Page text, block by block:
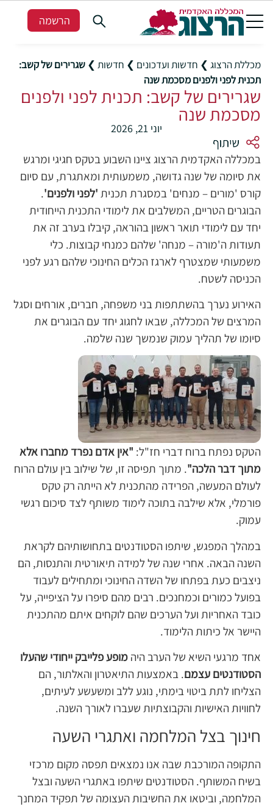
הרשמה
מכללת הרצוג ❯ חדשות ועדכונים ❯ חדשות ❯ שגרירים של קשב:
תכנית לפני ולפנים מסכמת שנה
שגרירים של קשב: תכנית לפני ולפנים
מסכמת שנה
יוני 21, 2026
במכללה האקדמית הרצוג ציינו השבוע בטקס חגיגי ומרגש
את סיומה של שנה גדושה, משמעותית ומאתגרת, עם סיום
קורס 'מורים – מנחים' במסגרת תכנית 'לפני ולפנים'.
הבוגרים הטריים, המשלבים את לימודי התכנית הייחודית
יחד עם לימודי תואר ראשון בהוראה, קיבלו בערב זה את
תעודות ה'מורה – מנחה' שלהם כמנחי קבוצות. כלי
משמעותי שמצטרף לארגז הכלים החינוכי שלהם רגע לפני
הכניסה לשטח.
האירוע נערך בהשתתפות בני משפחה, חברים, אורחים וסגל
המרצים של המכללה, שבאו לחגוג יחד עם הבוגרים את
סיומו של תהליך עמוק שנמשך שנה שלמה.
הטקס נפתח ברוח דברי חז"ל: "אין אדם נפרד מחברו אלא
מתוך דבר הלכה". מתוך תפיסה זו, של שילוב בין עולם הרוח
לעולם המעשה, הפרידה מהתכנית לא הייתה רק טקס
פורמלי, אלא שילבה בתוכה לימוד משותף לצד סיכום רגשי
עמוק.
במהלך המפגש, שיתפו הסטודנטים בתחושותיהם לקראת
השנה הבאה. אחרי שנה של למידה תיאורטית והתנסות, הם
ניצבים כעת בפתחו של השדה החינוכי ומתחילים לעבוד
בפועל כמורים וכמחנכים. רבים מהם סיפרו על הציפייה, על
כובד האחריות ועל הערכים שהם לוקחים איתם מהתכנית
היישר אל כיתות הלימוד.
אחד מרגעי השיא של הערב היה מופע פלייבק ייחודי שהעלו
הסטודנטים עצמם. באמצעות התיאטרון והאלתור, הם
הצליחו לתת ביטוי בימתי, נוגע ללב ומשעשע לעיתים,
לחוויות האישיות והקבוצתיות שעברו לאורך השנה.
חינוך בצל המלחמה ואתגרי השעה
התקופה המורכבת שבה אנו נמצאים תפסה מקום מרכזי
בשיח המשותף. הסטודנטים שיתפו באתגרי השעה ובצל
המלחמה, וביטאו את החשיבות העצומה של תפקיד המחנך